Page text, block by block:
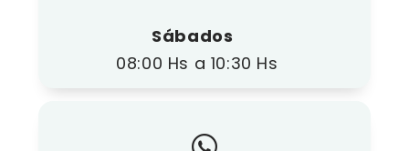
Sábados
08:00 Hs a 10:30 Hs